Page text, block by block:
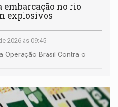
embarcação no rio
explosivos
2026 às 09:45
Operação Brasil Contra o